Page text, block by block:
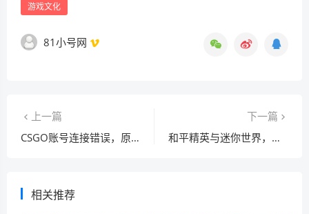
游戏文化
81小号网
上一篇
CSGO账号连接错误，原因与解决方法
下一篇
和平精英与迷你世界，魅力对比与趣味探寻
相关推荐